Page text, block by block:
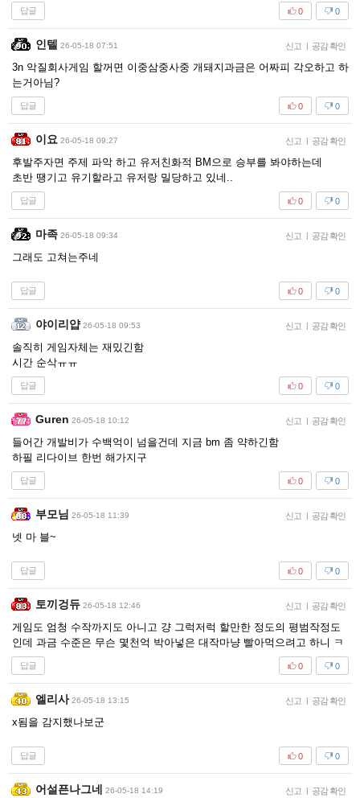
답글 0
0
인텔 26-05-18 07:51 신고 공감 확인
3n 악질회사게임 할꺼면 이중삼중사중 개돼지과금은 어짜피 각오하고 하
는거아님?
답글 0
0
이요 26-05-18 09:27 신고 공감 확인
후발주자면 주제 파악 하고 유저친화적 BM으로 승부를 봐야하는데
초반 땡기고 유기할라고 유저랑 밀당하고 있네..
답글 0
0
마족 26-05-18 09:34 신고 공감 확인
그래도 고쳐는주네
답글 0
0
야이리얍 26-05-18 09:53 신고 공감 확인
솔직히 게임자체는 재밌긴함
시간 순삭ㅠㅠ
답글 0
0
Guren 26-05-18 10:12 신고 공감 확인
들어간 개발비가 수백억이 넘을건데 지금 bm 좀 약하긴함
하필 리다이브 한번 해가지구
답글 0
0
부모님 26-05-18 11:39 신고 공감 확인
넷 마 블~
답글 0
0
토끼겅듀 26-05-18 12:46 신고 공감 확인
게임도 엄청 수작까지도 아니고 걍 그럭저럭 할만한 정도의 평범작정도
인데 과금 수준은 무슨 몇천억 박아넣은 대작마냥 빨아먹으려고 하니 ㅋ
답글 0
0
엘리사 26-05-18 13:15 신고 공감 확인
x됨을 감지했나보군
답글 0
0
어설픈나그네 26-05-18 14:19 신고 공감 확인